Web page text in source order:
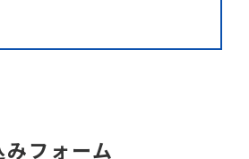
フォーム